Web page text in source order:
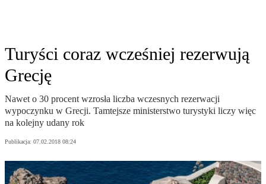
Turyści coraz wcześniej rezerwują
Grecję
Nawet o 30 procent wzrosła liczba wczesnych rezerwacji
wypoczynku w Grecji. Tamtejsze ministerstwo turystyki liczy więc
na kolejny udany rok
Publikacja: 07.02.2018 08:24